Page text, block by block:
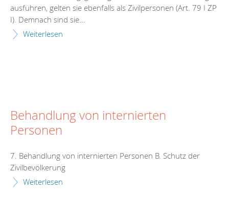
ausführen, gelten sie ebenfalls als Zivilpersonen (Art. 79 I ZP
I). Demnach sind sie...
Weiterlesen
Behandlung von internierten
Personen
7. Behandlung von internierten Personen B. Schutz der
Zivilbevölkerung
Weiterlesen